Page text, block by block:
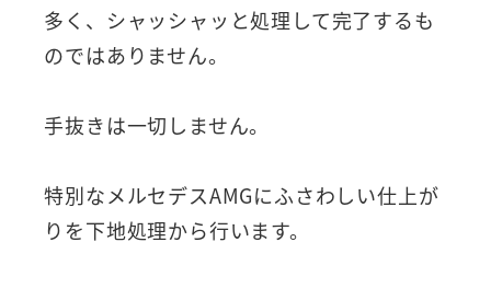
多く、シャッシャッと処理して完了するも
のではありません。
手抜きは一切しません。
特別なメルセデスAMGにふさわしい仕上が
りを下地処理から行います。